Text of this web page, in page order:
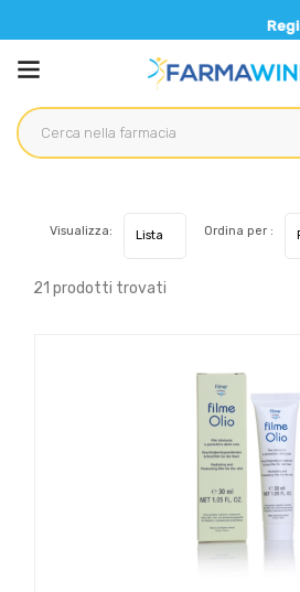
Registrati per
21 prodotti trovati
Visualizza: Ordina per :